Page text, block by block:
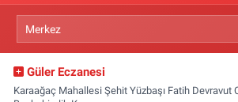
Güler Eczanesi
Karaağaç Mahallesi Şehit Yüzbaşı Fatih Devravut